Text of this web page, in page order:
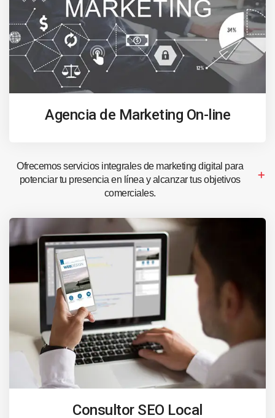
Agencia de Marketing On-line
Ofrecemos servicios integrales de marketing digital para
potenciar tu presencia en línea y alcanzar tus objetivos
comerciales.
Consultor SEO Local